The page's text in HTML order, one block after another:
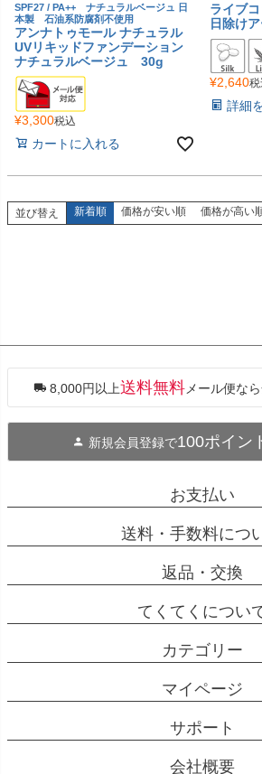
SPF27 / PA++ ナチュラルベージュ 日
本製 石油系防腐剤不使用
アンナトゥモール ナチュラル
UVリキッドファンデーション
ナチュラルベージュ 30g
¥3,300税込
カートに入れる
ライブ
日除け
¥2,640税
詳細
並び替え 新着順 価格が安い順 価格が高い
8,000円以上送料無料 メール便な
新規会員登録で100ポイン
お支払い
送料・手数料につ
返品・交換
てくてくについ
カテゴリー
マイページ
サポート
会社概要